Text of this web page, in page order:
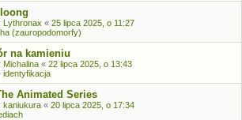
Lythronax « 25 lipca 2025, o 11:27
(zauropodomorfy)
na kamieniu
Michalina « 22 lipca 2025, o 13:43
identyfikacja
Animated Series
kaniukura « 20 lipca 2025, o 17:34